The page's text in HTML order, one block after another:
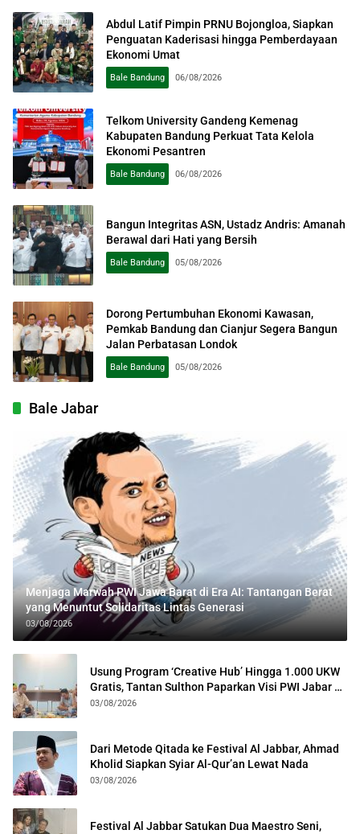
Abdul Latif Pimpin PRNU Bojongloa, Siapkan
Penguatan Kaderisasi hingga Pemberdayaan
Ekonomi Umat
Bale Bandung 06/08/2026
Telkom University Gandeng Kemenag
Kabupaten Bandung Perkuat Tata Kelola
Ekonomi Pesantren
Bale Bandung 06/08/2026
Bangun Integritas ASN, Ustadz Andris: Amanah
Berawal dari Hati yang Bersih
Bale Bandung 05/08/2026
Dorong Pertumbuhan Ekonomi Kawasan,
Pemkab Bandung dan Cianjur Segera Bangun
Jalan Perbatasan Londok
Bale Bandung 05/08/2026
Bale Jabar
Menjaga Marwah PWI Jawa Barat di Era AI: Tantangan Berat
yang Menuntut Solidaritas Lintas Generasi
03/08/2026
Usung Program ‘Creative Hub’ Hingga 1.000 UKW
Gratis, Tantan Sulthon Paparkan Visi PWI Jabar di
Kota Bogor
03/08/2026
Dari Metode Qitada ke Festival Al Jabbar, Ahmad
Kholid Siapkan Syiar Al-Qur’an Lewat Nada
03/08/2026
Festival Al Jabbar Satukan Dua Maestro Seni,